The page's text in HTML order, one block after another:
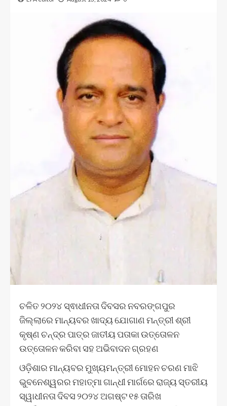
ଚଳିତ ୨୦୨୪ ସ୍ଵାଧୀନତା ଦିବସର ନବରଙ୍ଗପୁର
ଜିଲ୍ଲାରେ ମାନ୍ୟବର ଖାଦ୍ୟ ଯୋଗାଣ ମନ୍ତ୍ରୀ ଶ୍ରୀ
କୃଷ୍ଣ ଚନ୍ଦ୍ର ପାତ୍ର ଜାତୀୟ ପତାକା ଉତ୍ତୋଳନ
ଉତ୍ତୋଳନ କରିବା ସହ ଅଭିବାଦନ ଗ୍ରହଣ
ଓଡ଼ିଶାର ମାନ୍ୟବର ମୁଖ୍ୟମନ୍ତ୍ରୀ ମୋହନ ଚରଣ ମାଝି
ଭୁବନେଶ୍ୱରର ମହାତ୍ମା ଗାନ୍ଧୀ ମାର୍ଗରେ ରାଜ୍ୟ ସ୍ତରୀୟ
ସ୍ୱାଧୀନତା ଦିବସ ୨୦୨୪ ଅଗଷ୍ଟ ୧୫ ତାରିଖ